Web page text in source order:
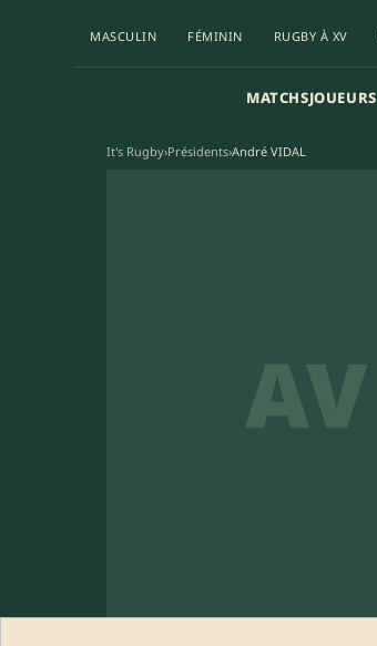
MASCULIN FÉMININ RUGBY À XV
MATCHSJOUEURS
It's Rugby›Présidents›André VIDAL
AV